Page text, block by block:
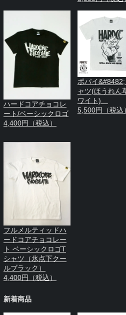
ハードコアチョコレ
ート/ベーシックロゴ
4,400円（税込）
ポパイ
ャツ(ほうれん
ワイト)
5,500円（税込）
フルメルティッドハ
ードコアチョコレー
ト ベーシックロゴT
シャツ（氷点下クー
ルブラック）
4,400円（税込）
新着商品